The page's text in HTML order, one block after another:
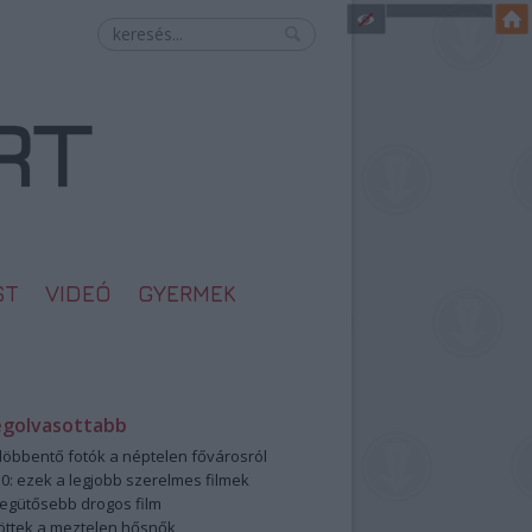
VIDEÓ GYERMEK
fotók a néptelen fővárosról
ezek a legjobb szerelmes filmek
drogos film
a meztelen hősnők